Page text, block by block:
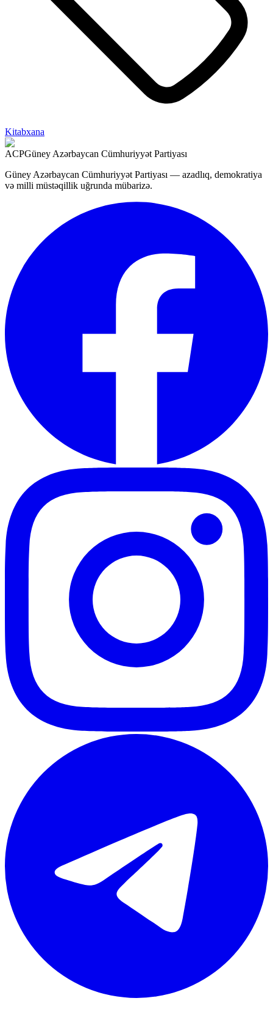
Kitabxana
ACPGüney Azərbaycan Cümhuriyyət Partiyası
Güney Azərbaycan Cümhuriyyət Partiyası — azadlıq, demokratiya
və milli müstəqillik uğrunda mübarizə.